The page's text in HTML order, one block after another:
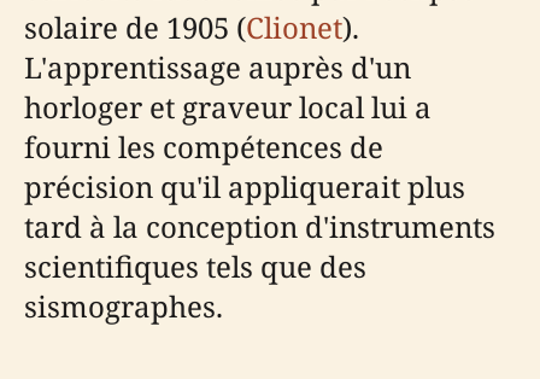
solaire de 1905 (Clionet).
L'apprentissage auprès d'un
horloger et graveur local lui a
fourni les compétences de
précision qu'il appliquerait plus
tard à la conception d'instruments
scientifiques tels que des
sismographes.